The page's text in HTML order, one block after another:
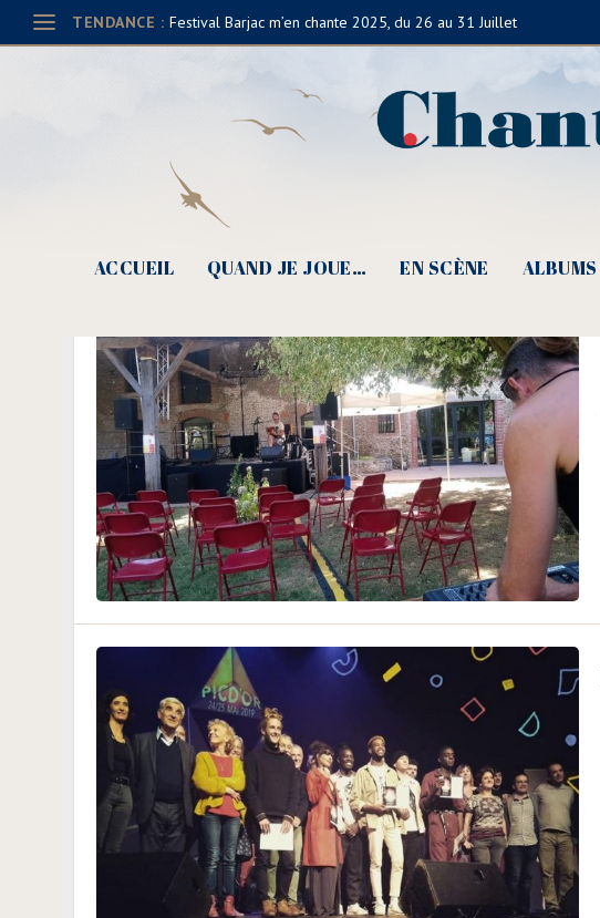
TENDANCE : Festival Barjac m’en chante 2025, du 26 au 31 Juillet
ACCUEIL QUAND JE JOUE… EN SCÈNE ALBUMS